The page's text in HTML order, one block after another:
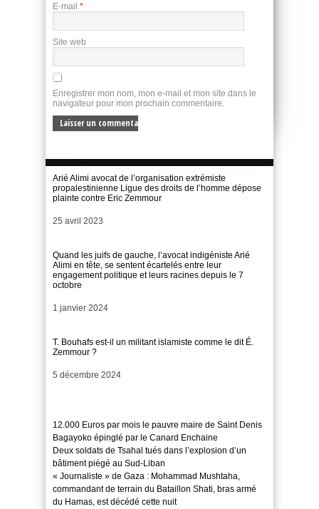
E-mail *
Site web
Enregistrer mon nom, mon e-mail et mon site dans le
navigateur pour mon prochain commentaire.
Arié Alimi avocat de l’organisation extrémiste
propalestinienne Ligue des droits de l’homme dépose
plainte contre Eric Zemmour
Date
25 avril 2023
Quand les juifs de gauche, l’avocat indigéniste Arié
Alimi en tête, se sentent écartelés entre leur
engagement politique et leurs racines depuis le 7
octobre
Date
1 janvier 2024
T. Bouhafs est-il un militant islamiste comme le dit É.
Zemmour ?
Date
5 décembre 2024
12.000 Euros par mois le pauvre maire de Saint Denis
Bagayoko épinglé par le Canard Enchaine
Deux soldats de Tsahal tués dans l’explosion d’un
bâtiment piégé au Sud-Liban
« Journaliste » de Gaza : Mohammad Mushtaha,
commandant de terrain du Bataillon Shati, bras armé
du Hamas, est décédé cette nuit